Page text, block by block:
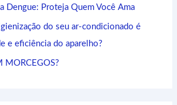
Dengue: Proteja Quem Você Ama
do seu ar-condicionado é
e eficiência do aparelho?
MORCEGOS?